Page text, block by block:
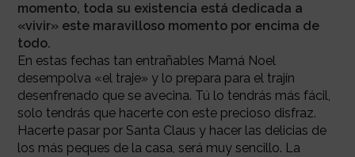
momento, toda su existencia está dedicada a
«vivir» este maravilloso momento por encima de
todo.
En estas fechas tan entrañables Mamá Noel
desempolva «el traje» y lo prepara para el trajín
desenfrenado que se avecina. Tú lo tendrás más fácil,
solo tendrás que hacerte con este precioso disfraz.
Hacerte pasar por Santa Claus y hacer las delicias de
los más peques de la casa, será muy sencillo. La